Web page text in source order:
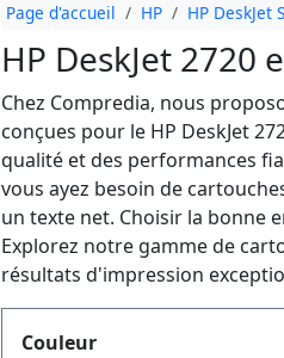
Page d'accueil HP HP DeskJet
HP DeskJet 2720
Chez Compredia, nous
conçues pour le HP DeskJet
qualité et des performances
vous ayez besoin de
un texte net. Choisir la bonne
Explorez notre gamme de
résultats d'impression
Produktfilter
Couleur